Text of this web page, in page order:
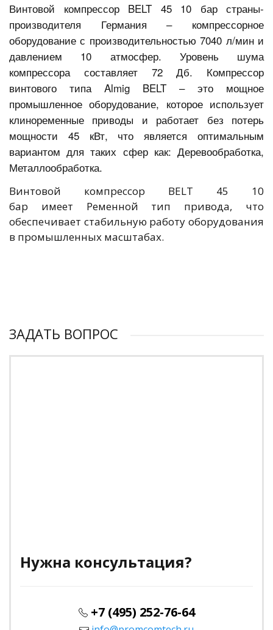
Винтовой компрессор BELT 45 10 бар страны-
производителя Германия – компрессорное
оборудование с производительностью 7040 л/мин и
давлением 10 атмосфер. Уровень шума
компрессора составляет 72Дб. Компрессор
винтового типа Almig BELT – это мощное
промышленное оборудование, которое использует
клиноременные приводы и работает без потерь
мощности 45 кВт, что является оптимальным
вариантом для таких сфер как: Деревообработка,
Металлообработка.
Винтовой компрессор BELT 45 10
бар имеет Ременной тип привода, что
обеспечивает стабильную работу оборудования
в промышленных масштабах.
ЗАДАТЬ ВОПРОС
Нужна консультация?
+7 (495) 252-76-64